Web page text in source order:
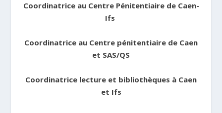
Coordinatrice au Centre Pénitentiaire de Caen-
Ifs
Coordinatrice au Centre pénitentiaire de Caen
et SAS/QS
Coordinatrice lecture et bibliothèques à Caen
et Ifs